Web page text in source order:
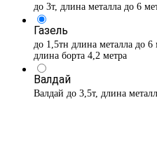
до 3т, длина металла до 6
Газель
до 1,5тн длина металла до 6
длина борта 4,2 метра
Валдай
Валдай до 3,5т, длина